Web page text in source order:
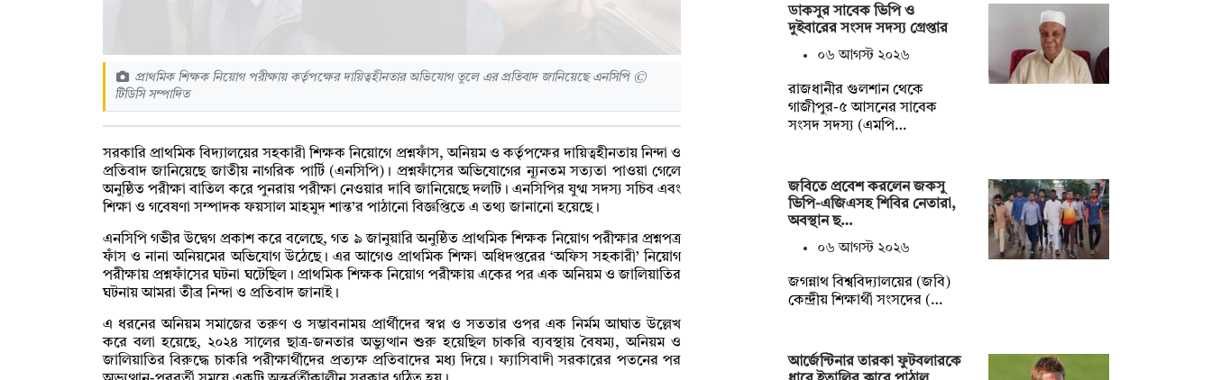
প্রাথমিক শিক্ষক নিয়োগ পরীক্ষায় কর্তৃপক্ষের দায়িত্বহীনতার অভিযোগ তুলে এর প্রতিবাদ জানিয়েছে এনসিপি ©
টিডিসি সম্পাদিত
সরকারি প্রাথমিক বিদ্যালয়ের সহকারী শিক্ষক নিয়োগে প্রশ্নফাঁস, অনিয়ম ও কর্তৃপক্ষের দায়িত্বহীনতায় নিন্দা ও
প্রতিবাদ জানিয়েছে জাতীয় নাগরিক পার্টি (এনসিপি)। প্রশ্নফাঁসের অভিযোগের ন্যূনতম সত্যতা পাওয়া গেলে
অনুষ্ঠিত পরীক্ষা বাতিল করে পুনরায় পরীক্ষা নেওয়ার দাবি জানিয়েছে দলটি। এনসিপির যুগ্ম সদস্য সচিব এবং
শিক্ষা ও গবেষণা সম্পাদক ফয়সাল মাহমুদ শান্ত’র পাঠানো বিজ্ঞপ্তিতে এ তথ্য জানানো হয়েছে।
এনসিপি গভীর উদ্বেগ প্রকাশ করে বলেছে, গত ৯ জানুয়ারি অনুষ্ঠিত প্রাথমিক শিক্ষক নিয়োগ পরীক্ষার প্রশ্নপত্র
ফাঁস ও নানা অনিয়মের অভিযোগ উঠেছে। এর আগেও প্রাথমিক শিক্ষা অধিদপ্তরের ‘অফিস সহকারী’ নিয়োগ
পরীক্ষায় প্রশ্নফাঁসের ঘটনা ঘটেছিল। প্রাথমিক শিক্ষক নিয়োগ পরীক্ষায় একের পর এক অনিয়ম ও জালিয়াতির
ঘটনায় আমরা তীব্র নিন্দা ও প্রতিবাদ জানাই।
এ ধরনের অনিয়ম সমাজের তরুণ ও সম্ভাবনাময় প্রার্থীদের স্বপ্ন ও সততার ওপর এক নির্মম আঘাত উল্লেখ
করে বলা হয়েছে, ২০২৪ সালের ছাত্র-জনতার অভ্যুত্থান শুরু হয়েছিল চাকরি ব্যবস্থায় বৈষম্য, অনিয়ম ও
জালিয়াতির বিরুদ্ধে চাকরি পরীক্ষার্থীদের প্রত্যক্ষ প্রতিবাদের মধ্য দিয়ে। ফ্যাসিবাদী সরকারের পতনের পর
ডাকসুর সাবেক ভিপি ও
দুইবারের সংসদ সদস্য গ্রেপ্তার
০৬ আগস্ট ২০২৬
রাজধানীর গুলশান থেকে
গাজীপুর-৫ আসনের সাবেক
সংসদ সদস্য (এমপি…
জবিতে প্রবেশ করলেন জকসু
ভিপি-এজিএসহ শিবির নেতারা,
অবস্থান ছ…
০৬ আগস্ট ২০২৬
জগন্নাথ বিশ্ববিদ্যালয়ের (জবি)
কেন্দ্রীয় শিক্ষার্থী সংসদের (…
আর্জেন্টিনার তারকা ফুটবলারকে